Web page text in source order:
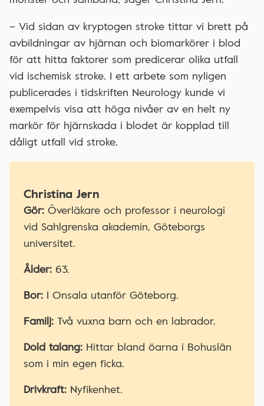
– Vid sidan av kryptogen stroke tittar vi brett på
avbildningar av hjärnan och biomarkörer i blod
för att hitta faktorer som predicerar olika utfall
vid ischemisk stroke. I ett arbete som nyligen
publicerades i tidskriften Neurology kunde vi
exempelvis visa att höga nivåer av en helt ny
markör för hjärnskada i blodet är kopplad till
dåligt utfall vid stroke.
Christina Jern
Gör: Överläkare och professor i neurologi
vid Sahlgrenska akademin, Göteborgs
universitet.
Ålder: 63.
Bor: I Onsala utanför Göteborg.
Familj: Två vuxna barn och en labrador.
Dold talang: Hittar bland öarna i Bohuslän
som i min egen ficka.
Drivkraft: Nyfikenhet.